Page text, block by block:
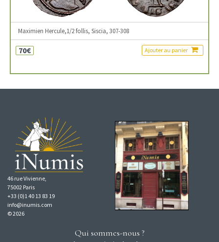
Maximien Hercule,1/2 follis, Siscia, 307-308
70€ Ajouter au panier
46 rue Vivienne,
75002 Paris
+33 (0)1 40 13 83 19
info@inumis.com
© 2026
Qui sommes-nous ?